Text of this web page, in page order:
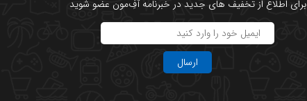
برای اطلاع از تخفیف های جدید در خبرنامه آفِ‌مون عضو شوید
ارسال